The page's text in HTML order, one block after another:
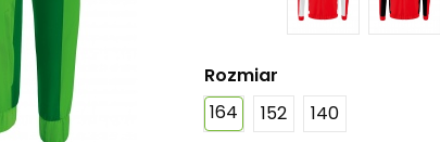
Rozmiar
164
152 140